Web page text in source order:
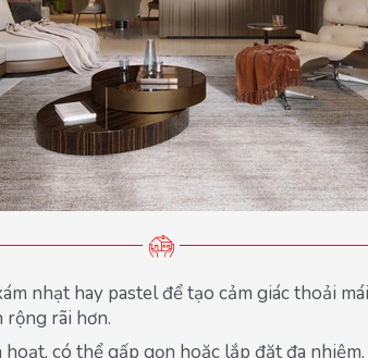
nhạt hay pastel để tạo cảm giác thoải
rộng rãi hơn.
có thể gấp gọn hoặc lắp đặt đa